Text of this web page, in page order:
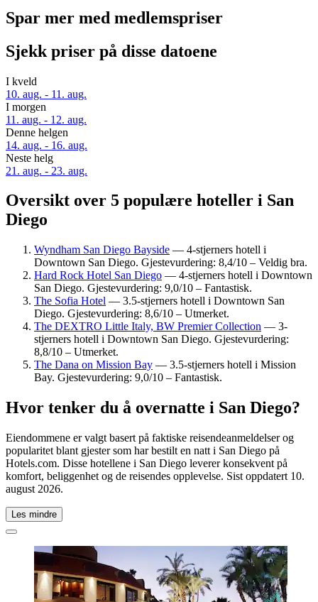
Spar mer med medlemspriser
Sjekk priser på disse datoene
I kveld
10. aug. - 11. aug.
I morgen
11. aug. - 12. aug.
Denne helgen
14. aug. - 16. aug.
Neste helg
21. aug. - 23. aug.
Oversikt over 5 populære hoteller i San
Diego
Wyndham San Diego Bayside — 4-stjerners hotell i
Downtown San Diego. Gjestevurdering: 8,4/10 – Veldig bra.
Hard Rock Hotel San Diego — 4-stjerners hotell i Downtown
San Diego. Gjestevurdering: 9,0/10 – Fantastisk.
The Sofia Hotel — 3.5-stjerners hotell i Downtown San
Diego. Gjestevurdering: 8,6/10 – Utmerket.
The DEXTRO Little Italy, BW Premier Collection — 3-
stjerners hotell i Downtown San Diego. Gjestevurdering:
8,8/10 – Utmerket.
The Dana on Mission Bay — 3.5-stjerners hotell i Mission
Bay. Gjestevurdering: 9,0/10 – Fantastisk.
Hvor tenker du å overnatte i San Diego?
Eiendommene er valgt basert på faktiske reisendeanmeldelser og
popularitet blant gjester som har bestilt en natt i San Diego på
Hotels.com. Disse hotellene i San Diego leverer konsekvent på
komfort, beliggenhet og de reisendes opplevelse. Sist oppdatert 10.
august 2026.
Les mindre